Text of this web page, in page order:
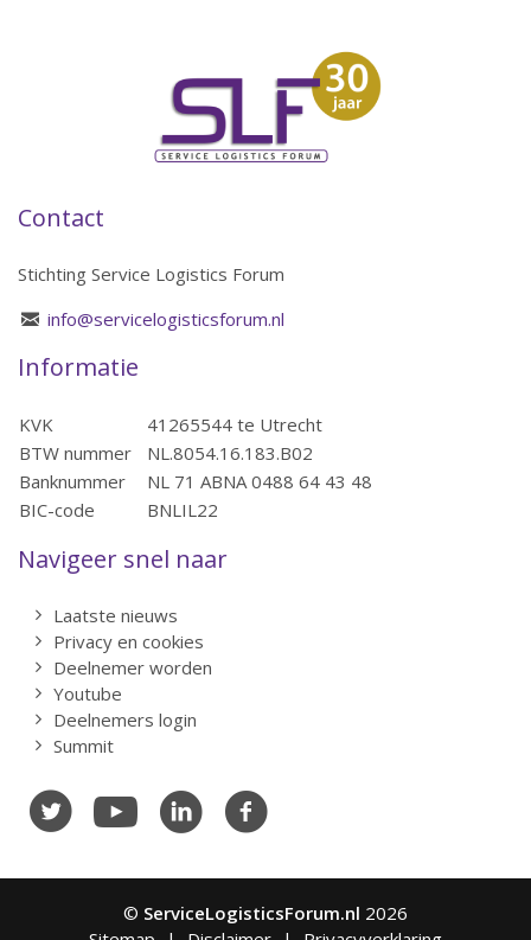
Contact
Stichting Service Logistics Forum
info@servicelogisticsforum.nl
Informatie
KVK
41265544 te Utrecht
BTW nummer
NL.8054.16.183.B02
Banknummer
NL 71 ABNA 0488 64 43 48
BIC-code
BNLIL22
Navigeer snel naar
Laatste nieuws
Privacy en cookies
Deelnemer worden
Youtube
Deelnemers login
Summit
© ServiceLogisticsForum.nl 2026